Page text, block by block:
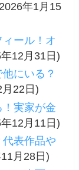
年1月15
ール！オ
12月31日)
にいる？
22日)
実家が金
12月11日)
表作品や
月28日)